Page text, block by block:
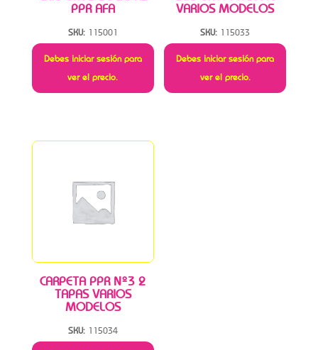
PPR AFA
SKU: 115001
Debes iniciar sesión para
ver el precio.
VARIOS MODELOS
SKU: 115033
Debes iniciar sesión para
ver el precio.
CARPETA PPR Nº3 2
TAPAS VARIOS
MODELOS
SKU: 115034